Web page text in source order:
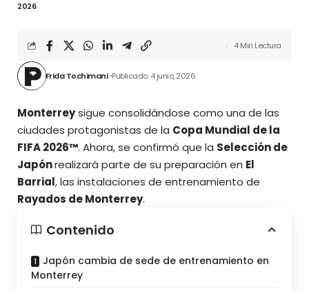
2026
Frida Tochimani Publicado: 4 junio, 2026
4 Min Lectura
Monterreysigue consolidándose como una de las
ciudades protagonistas de la Copa Mundial de la
FIFA 2026™. Ahora, se confirmó que la Selección de
Japónrealizará parte de su preparación en El
Barrial, las instalaciones de entrenamiento de
Rayados de Monterrey.
Contenido
Japón cambia de sede de entrenamiento en
Monterrey